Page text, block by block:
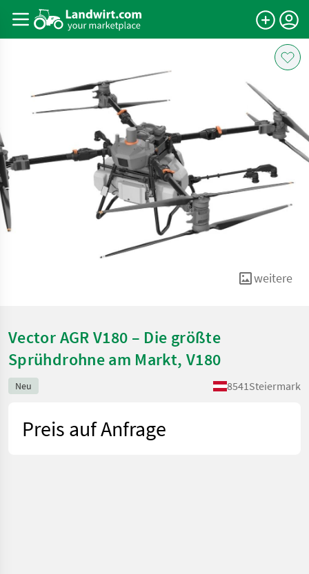
weitere
Vector AGR V180 – Die größte
Sprühdrohne am Markt, V180
Neu 8541Steiermark
Preis auf Anfrage